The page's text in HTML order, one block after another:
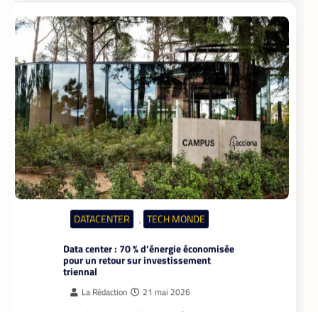
DATACENTER
TECH MONDE
Data center : 70 % d’énergie économisée
pour un retour sur investissement
triennal
La Rédaction 21 mai 2026